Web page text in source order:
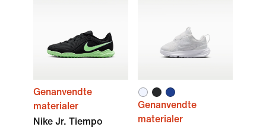
Genanvendte
materialer
Nike Jr. Tiempo
Genanvendte
materialer